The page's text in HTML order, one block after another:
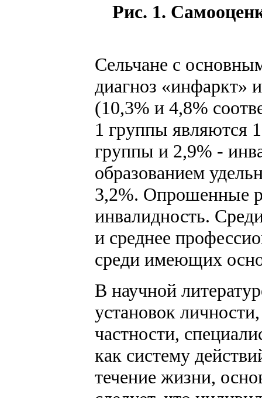
Рис. 1.
Сельчане с
диагноз «инфаркт»
(10,3% и 4,8%
1 группы являются
группы и 2,9% -
образованием
3,2%. Опрошенные
инвалидность.
и среднее
среди имеющих
В научной
установок
частности,
как систему
течение жизни,